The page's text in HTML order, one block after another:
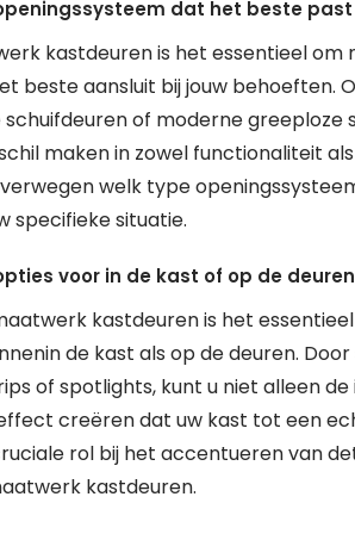
dat het beste
kastdeuren is het essentieel
beste aansluit bij jouw behoeften.
of moderne greeploze
maken in zowel functionaliteit
welk type
specifieke situatie.
voor in de kast of op de
kastdeuren is het
de kast als op de deuren.
of spotlights, kunt u niet alleen
creëren dat uw kast tot een
rol bij het accentueren van
kastdeuren.